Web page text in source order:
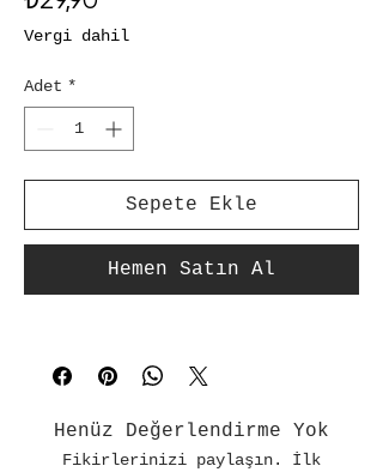
Vergi dahil
Adet *
Sepete Ekle
Hemen Satın Al
Henüz Değerlendirme Yok
Fikirlerinizi paylaşın. İlk